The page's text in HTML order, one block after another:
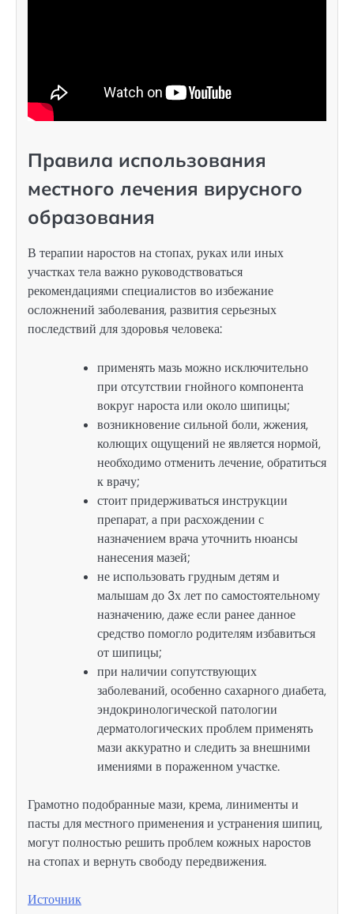
Правила использования
местного лечения вирусного
образования
В терапии наростов на стопах, руках или иных
участках тела важно руководствоваться
рекомендациями специалистов во избежание
осложнений заболевания, развития серьезных
последствий для здоровья человека:
применять мазь можно исключительно
при отсутствии гнойного компонента
вокруг нароста или около шипицы;
возникновение сильной боли, жжения,
колющих ощущений не является нормой,
необходимо отменить лечение, обратиться
к врачу;
стоит придерживаться инструкции
препарат, а при расхождении с
назначением врача уточнить нюансы
нанесения мазей;
не использовать грудным детям и
малышам до 3х лет по самостоятельному
назначению, даже если ранее данное
средство помогло родителям избавиться
от шипицы;
при наличии сопутствующих
заболеваний, особенно сахарного диабета,
эндокринологической патологии
дерматологических проблем применять
мази аккуратно и следить за внешними
имениями в пораженном участке.
Грамотно подобранные мази, крема, линименты и
пасты для местного применения и устранения шипиц,
могут полностью решить проблем кожных наростов
на стопах и вернуть свободу передвижения.
Источник